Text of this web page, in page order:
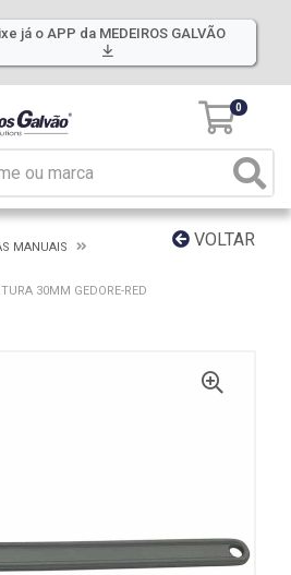
já o APP da MEDEIROS GALVÃO
0
VOLTAR
MANUAIS
30MM GEDORE-RED